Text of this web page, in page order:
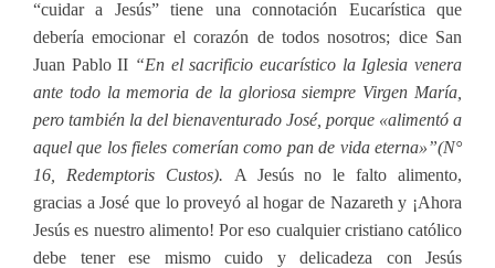
“cuidar a Jesús” tiene una connotación Eucarística que
debería emocionar el corazón de todos nosotros; dice San
Juan Pablo II “En el sacrificio eucarístico la Iglesia venera
ante todo la memoria de la gloriosa siempre Virgen María,
pero también la del bienaventurado José, porque «alimentó a
aquel que los fieles comerían como pan de vida eterna»”(N°
16, Redemptoris Custos). A Jesús no le falto alimento,
gracias a José que lo proveyó al hogar de Nazareth y ¡Ahora
Jesús es nuestro alimento! Por eso cualquier cristiano católico
debe tener ese mismo cuido y delicadeza con Jesús